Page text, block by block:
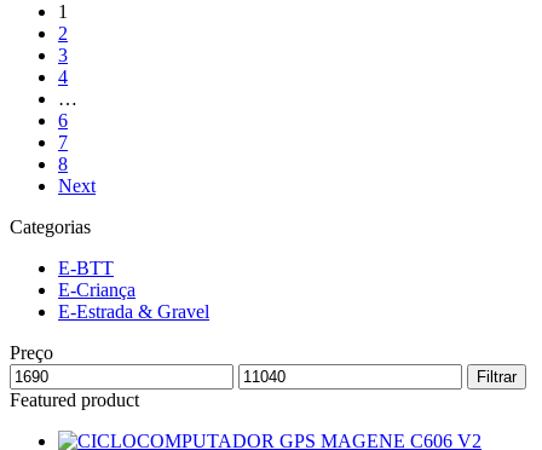
1
2
3
4
…
6
7
8
Next
Categorias
E-BTT
E-Criança
E-Estrada & Gravel
Preço
Filtrar
Featured product